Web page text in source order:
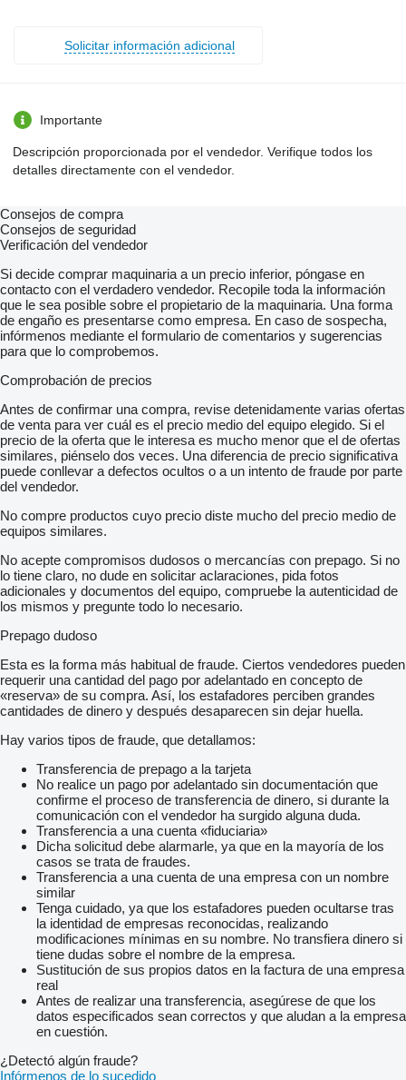
Solicitar información adicional
Importante
Descripción proporcionada por el vendedor. Verifique todos los
detalles directamente con el vendedor.
Consejos de compra
Consejos de seguridad
Verificación del vendedor
Si decide comprar maquinaria a un precio inferior, póngase en
contacto con el verdadero vendedor. Recopile toda la información
que le sea posible sobre el propietario de la maquinaria. Una forma
de engaño es presentarse como empresa. En caso de sospecha,
infórmenos mediante el formulario de comentarios y sugerencias
para que lo comprobemos.
Comprobación de precios
Antes de confirmar una compra, revise detenidamente varias ofertas
de venta para ver cuál es el precio medio del equipo elegido. Si el
precio de la oferta que le interesa es mucho menor que el de ofertas
similares, piénselo dos veces. Una diferencia de precio significativa
puede conllevar a defectos ocultos o a un intento de fraude por parte
del vendedor.
No compre productos cuyo precio diste mucho del precio medio de
equipos similares.
No acepte compromisos dudosos o mercancías con prepago. Si no
lo tiene claro, no dude en solicitar aclaraciones, pida fotos
adicionales y documentos del equipo, compruebe la autenticidad de
los mismos y pregunte todo lo necesario.
Prepago dudoso
Esta es la forma más habitual de fraude. Ciertos vendedores pueden
requerir una cantidad del pago por adelantado en concepto de
«reserva» de su compra. Así, los estafadores perciben grandes
cantidades de dinero y después desaparecen sin dejar huella.
Hay varios tipos de fraude, que detallamos:
Transferencia de prepago a la tarjeta
No realice un pago por adelantado sin documentación que
confirme el proceso de transferencia de dinero, si durante la
comunicación con el vendedor ha surgido alguna duda.
Transferencia a una cuenta «fiduciaria»
Dicha solicitud debe alarmarle, ya que en la mayoría de los
casos se trata de fraudes.
Transferencia a una cuenta de una empresa con un nombre
similar
Tenga cuidado, ya que los estafadores pueden ocultarse tras
la identidad de empresas reconocidas, realizando
modificaciones mínimas en su nombre. No transfiera dinero si
tiene dudas sobre el nombre de la empresa.
Sustitución de sus propios datos en la factura de una empresa
real
Antes de realizar una transferencia, asegúrese de que los
datos especificados sean correctos y que aludan a la empresa
en cuestión.
¿Detectó algún fraude?
Infórmenos de lo sucedido